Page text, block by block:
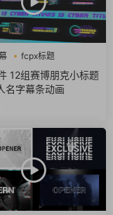
fcpx标题
12组赛博朋克小标题
名字幕条动画